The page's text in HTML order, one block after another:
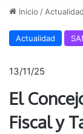
Inicio / Actualidad
Actualidad
13/11/25
El
Fiscal y